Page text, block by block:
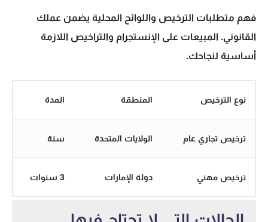
فهم متطلبات الترخيص واللوائح المحلية يضمن عملك
القانوني. المبيعات على الإنستجرام والتراخيص اللازمة
أساسية لنجاحك.
نوع الترخيص المنطقة المدة
ترخيص تجاري عام الولايات المتحدة سنة
ترخيص مهني دولة الإمارات 3 سنوات